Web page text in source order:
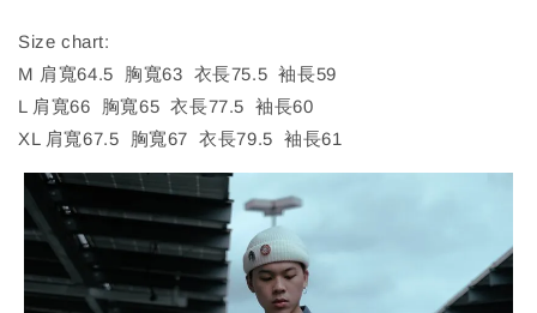
Size chart:
M 肩寬64.5 胸寬63 衣長75.5 袖長59
L 肩寬66 胸寬65 衣長77.5 袖長60
XL 肩寬67.5 胸寬67 衣長79.5 袖長61